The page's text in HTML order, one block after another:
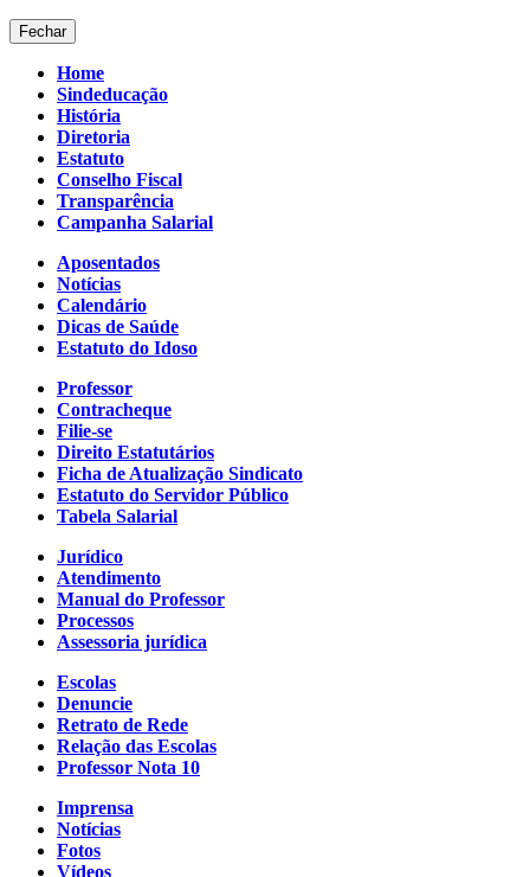
Fechar
Home
Sindeducação
História
Diretoria
Estatuto
Conselho Fiscal
Transparência
Campanha Salarial
Aposentados
Notícias
Calendário
Dicas de Saúde
Estatuto do Idoso
Professor
Contracheque
Filie-se
Direito Estatutários
Ficha de Atualização Sindicato
Estatuto do Servidor Público
Tabela Salarial
Jurídico
Atendimento
Manual do Professor
Processos
Assessoria jurídica
Escolas
Denuncie
Retrato de Rede
Relação das Escolas
Professor Nota 10
Imprensa
Notícias
Fotos
Vídeos